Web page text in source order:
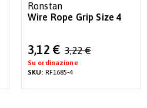
Ronstan
Wire Rope Grip Size 4
Special
Price
3,12 € 3,22 €
Su ordinazione
SKU: RF1685-4